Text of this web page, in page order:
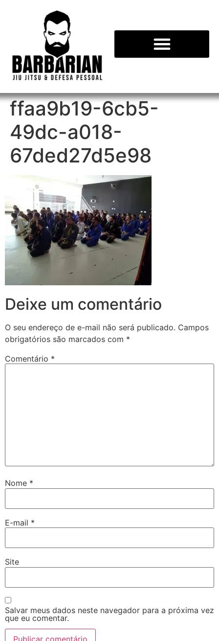
ffaa9b19-6cb5-
49dc-a018-
67ded27d5e98
Deixe um comentário
O seu endereço de e-mail não será publicado. Campos
obrigatórios são marcados com *
Comentário *
Nome *
E-mail *
Site
Salvar meus dados neste navegador para a próxima vez
que eu comentar.